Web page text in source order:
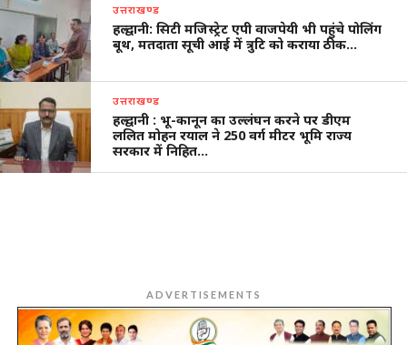
उत्तराखण्ड
हल्द्वानी: सिटी मजिस्ट्रेट एपी वाजपेयी भी पहुंचे पोलिंग
बूथ, मतदाता सूची आई में त्रुटि को कराया ठीक…
उत्तराखण्ड
हल्द्वानी : भू-कानून का उल्लंघन करने पर डीएम
ललित मोहन रयाल ने 250 वर्ग मीटर भूमि राज्य
सरकार में निहित…
ADVERTISEMENTS